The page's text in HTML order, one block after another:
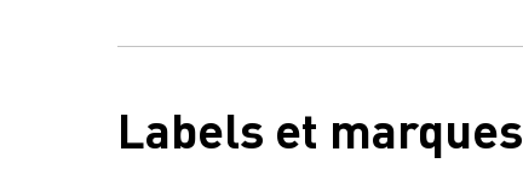
Labels et marques